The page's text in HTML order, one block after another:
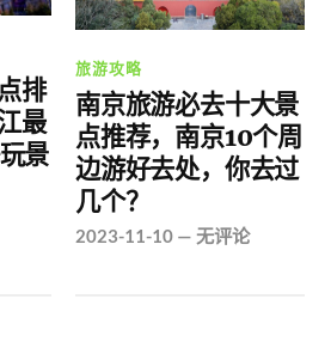
排
最
景
旅游攻略
南京旅游必去十大景
点推荐，南京10个周
边游好去处，你去过
几个？
2023-11-10 —无评论